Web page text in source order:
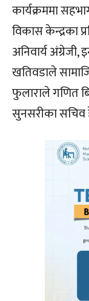
कार्यक्रममा
विकास केन्द्रका
अनिवार्य
खतिवडाले
फुलाराले गणित
सुनसरीका सचिव